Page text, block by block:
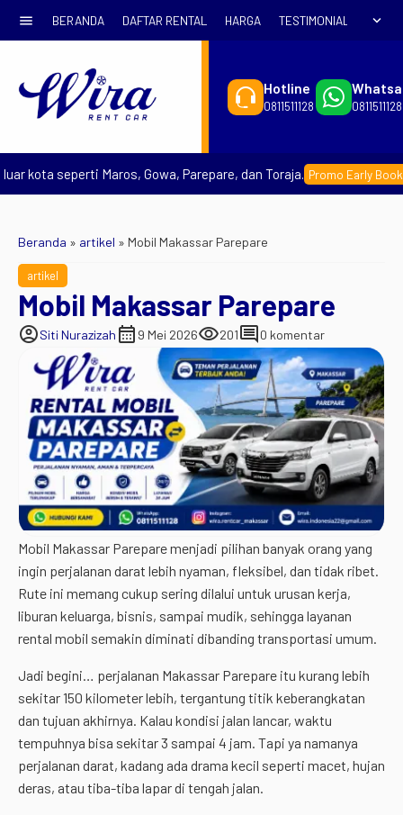
menu BERANDA DAFTAR RENTAL HARGA TESTIMONIAL expand_more
Hotline
0811511128 0811511128
seperti Maros, Gowa, Parepare, dan Toraja. Promo Early Booking –
Beranda » artikel » Mobil Makassar Parepare
artikel
Mobil Makassar Parepare
account_circleSiti Nurazizah calendar_month 9 Mei 2026visibility201comment0 komentar
Mobil Makassar Parepare menjadi pilihan banyak orang yang
ingin perjalanan darat lebih nyaman, fleksibel, dan tidak ribet.
Rute ini memang cukup sering dilalui untuk urusan kerja,
liburan keluarga, bisnis, sampai mudik, sehingga layanan
rental mobil semakin diminati dibanding transportasi umum.
Jadi begini… perjalanan Makassar Parepare itu kurang lebih
sekitar 150 kilometer lebih, tergantung titik keberangkatan
dan tujuan akhirnya. Kalau kondisi jalan lancar, waktu
tempuhnya bisa sekitar 3 sampai 4 jam. Tapi ya namanya
perjalanan darat, kadang ada drama kecil seperti macet, hujan
deras, atau tiba-tiba lapar di tengah jalan.